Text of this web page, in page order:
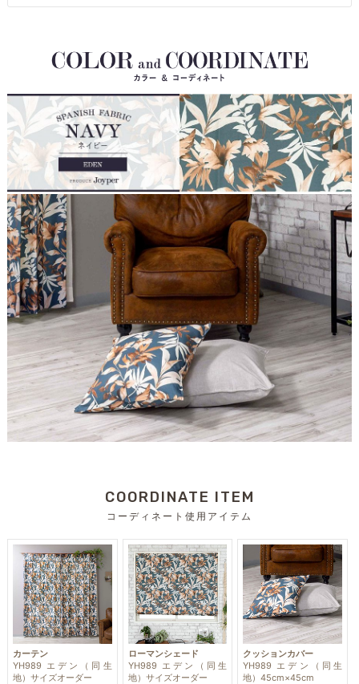
COORDINATE ITEM
コーディネート使用アイテム
カーテン
YH989 エデン（同生
地）サイズオーダー
ローマンシェード
YH989 エデン（同生
地）サイズオーダー
クッションカバー
YH989 エデン（同生
地）45cm×45cm